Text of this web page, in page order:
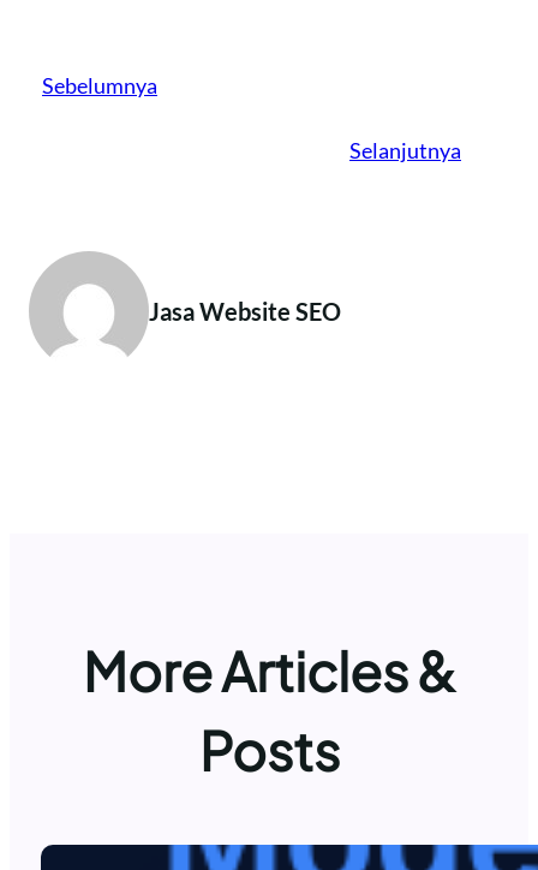
Sebelumnya
Selanjutnya
Jasa Website SEO
More Articles &
Posts